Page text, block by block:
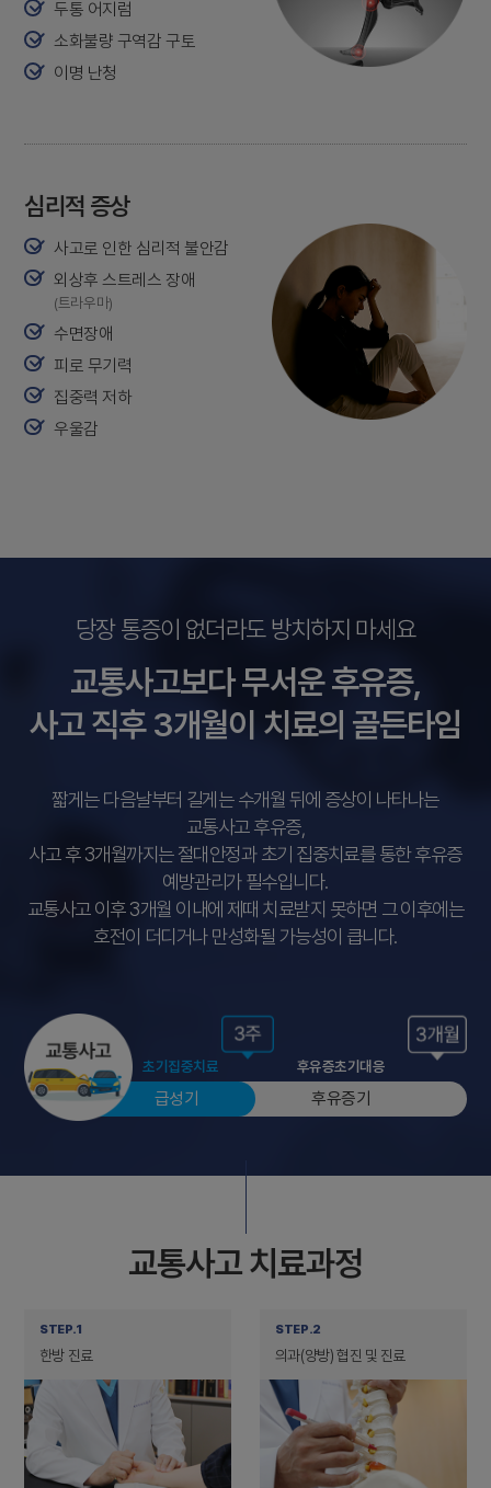
두통 어지럼
소화불량 구역감 구토
이명 난청
심리적 증상
사고로 인한 심리적 불안감
외상후 스트레스 장애
(트라우마)
수면장애
피로 무기력
집중력 저하
우울감
당장 통증이 없더라도 방치하지 마세요
교통사고보다 무서운 후유증,
사고 직후 3개월이 치료의 골든타임
짧게는 다음날부터 길게는 수개월 뒤에 증상이 나타나는
교통사고 후유증,
사고 후 3개월까지는 절대안정과 초기 집중치료를 통한 후유증
예방관리가 필수입니다.
교통사고 이후 3개월 이내에 제때 치료받지 못하면 그 이후에는
호전이 더디거나 만성화될 가능성이 큽니다.
초기집중치료
급성기
후유증초기대응
후유증기
교통사고 치료과정
STEP.1
한방 진료
STEP.2
의과(양방) 협진 및 진료